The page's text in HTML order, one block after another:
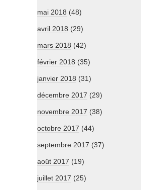
mai 2018 (48)
avril 2018 (29)
mars 2018 (42)
février 2018 (35)
janvier 2018 (31)
décembre 2017 (29)
novembre 2017 (38)
octobre 2017 (44)
septembre 2017 (37)
août 2017 (19)
juillet 2017 (25)